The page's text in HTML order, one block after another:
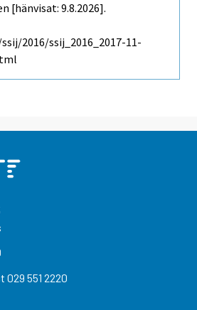
[hänvisat: 9.8.2026].
2016/ssij_2016_2017-11-
029 551 2220